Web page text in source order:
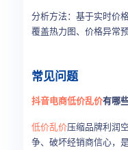
分析方法：基于实时价
覆盖热力图、价格异常
常见问题
抖音电商低价乱价有哪
低价乱价压缩品牌利润
争、破坏经销商信心，